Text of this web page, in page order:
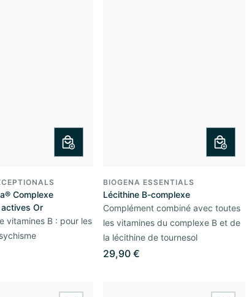
Complexe
Or
vitamines B : pour les
BIOGENA ESSENTIALS
Lécithine B-complexe
Complément combiné avec toutes
les vitamines du complexe B et de
la lécithine de tournesol
29,90 €